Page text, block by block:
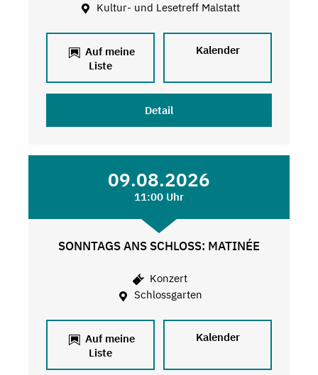
Kultur- und Lesetreff Malstatt
Auf meine
Liste
Kalender
Detail
09.08.2026
11:00 Uhr
SONNTAGS ANS SCHLOSS: MATINÉE
Konzert
Schlossgarten
Auf meine
Liste
Kalender